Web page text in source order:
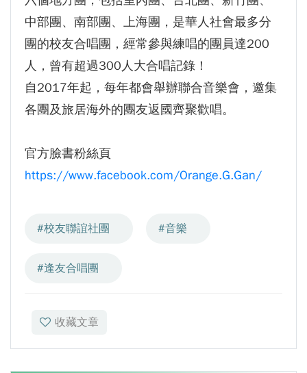
上任、青年世代接棒注入新動能
逢甲航太系勇奪國防競賽優勝 智慧無人機突破
GPS限制
GI Day 2025｜空間資訊技術交流日-跨域感
知・智慧行動
逢甲大學加東校友會 2025 Aug 31 聚會
逢甲大學泰國校友會45周年慶 暨第13、14屆
逢甲大學泰國校友會 第45週年會員大會 於昭披
逢甲資電科技與未來系列演講 10/14 簡良益 董
中部團、南部團、上海團，是華人社會最多分
團的校友合唱團，經常參與練唱的團員達200
人，曾有超過300人大合唱記錄！
自2017年起，每年都會舉辦聯合音樂會，邀集
各團及旅居海外的團友返國齊聚歡唱。
官方臉書粉絲頁
https://www.facebook.com/Orange.G.Gan/
#校友聯誼社團 #音樂
#逢友合唱團
收藏文章